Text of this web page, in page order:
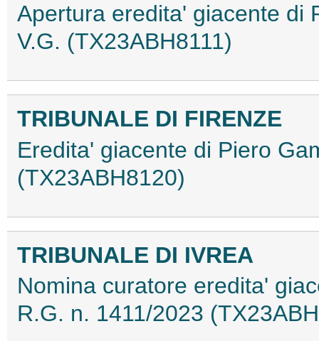
Apertura eredita' giacente di
V.G. (TX23ABH8111)
TRIBUNALE DI FIRENZE
Eredita' giacente di Piero
(TX23ABH8120)
TRIBUNALE DI IVREA
Nomina curatore eredita'
R.G. n. 1411/2023